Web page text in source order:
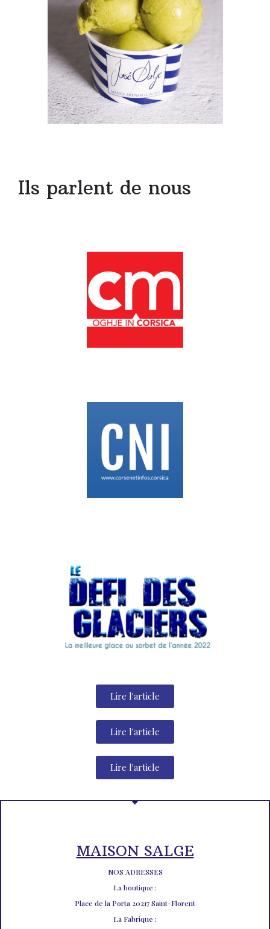
Ils parlent de nous
Lire l'article
Lire l'article
Lire l'article
MAISON SALGE
NOS ADRESSES
La boutique :
Place de la Porta 20217 Saint-Florent
La Fabrique :